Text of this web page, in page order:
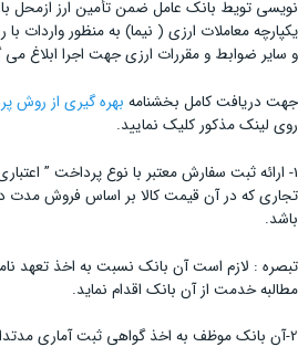
نویسی تویط بانک عامل ضمن تأمین ارز ازمحل
یکپارچه معاملات ارزی ( نیما) به منظور واردات
و سایر ضوابط و مقررات ارزی جهت اجرا ابلاغ می
جهت دریافت کامل بخشنامه بهره گیری از روش
روی لینک مذکور کلیک نمایید.
1- ارائه ثبت سفارش معتبر با نوع پرداخت ”
تجاری که در آن قیمت کالا بر اساس فروش مدت
باشد.
تبصره : لازم است آن بانک نسبت به اخذ تعهد
مطالبه خدمت از آن بانک اقدام نماید.
2-آن بانک موظف به اخذ گواهی ثبت آماری